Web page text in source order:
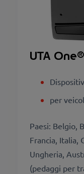
UTA One
per
Paesi: Belgio,
Francia, Italia,
Ungheria,
(pedaggi per